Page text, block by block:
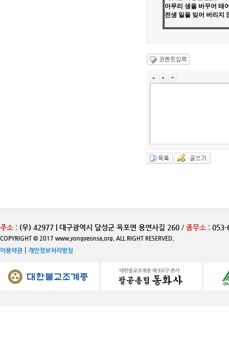
아무리 생을 바꾸어 태
전생 일을 잊어 버리지
주소 : (우) 42977 | 대구광역시 달성군 옥포면 용연사길 260 / 종무소 : 053-
COPYRIGHT © 2017 www.yongyeonsa.org. ALL RIGHT RESERVED.
이용약관| 개인정보처리방침